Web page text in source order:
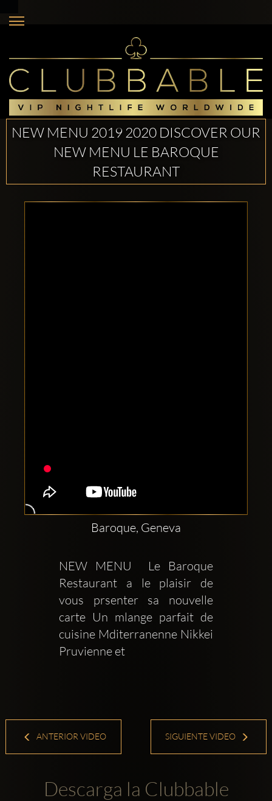
NEW MENU 2019 2020 DISCOVER OUR
NEW MENU LE BAROQUE
RESTAURANT
Baroque, Geneva
NEW MENU  Le Baroque
Restaurant a le plaisir de
vous prsenter sa nouvelle
carte Un mlange parfait de
cuisine Mditerranenne Nikkei
Pruvienne et
ANTERIOR VIDEO SIGUIENTE VIDEO
Descarga la Clubbable